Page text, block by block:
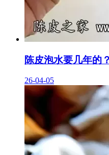
陈皮泡水要几年的
26-04-05